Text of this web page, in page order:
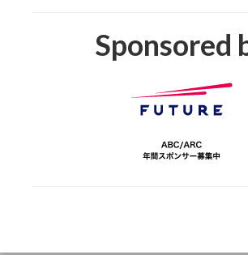
Sponsored